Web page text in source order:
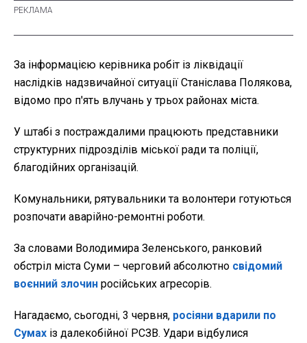
За інформацією керівника робіт із ліквідації
наслідків надзвичайної ситуації Станіслава Полякова,
відомо про п'ять влучань у трьох районах міста.
У штабі з постраждалими працюють представники
структурних підрозділів міської ради та поліції,
благодійних організацій.
Комунальники, рятувальники та волонтери готуються
розпочати аварійно-ремонтні роботи.
За словами Володимира Зеленського, ранковий
обстріл міста Суми – черговий абсолютно свідомий
воєнний злочин російських агресорів.
Нагадаємо, сьогодні, 3 червня, росіяни вдарили по
Сумах із далекобійної РСЗВ. Удари відбулися